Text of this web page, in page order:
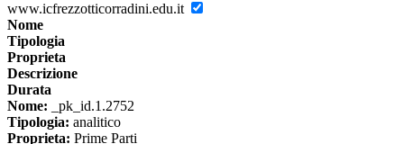
www.icfrezzotticorradini.edu.it
Nome
Tipologia
Proprieta
Descrizione
Durata
Nome: _pk_id.1.2752
Tipologia: analitico
Proprieta: Prime Parti